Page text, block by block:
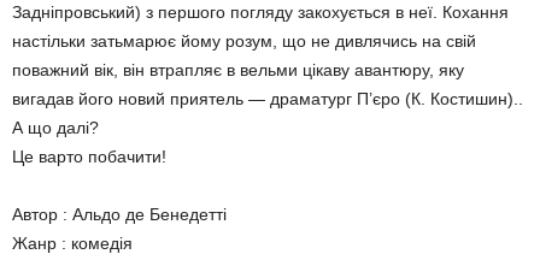
Задніпровський) з першого погляду закохується в неї. Кохання
настільки затьмарює йому розум, що не дивлячись на свій
поважний вік, він втрапляє в вельми цікаву авантюру, яку
вигадав його новий приятель — драматург П’єро (К. Костишин)..
А що далі?
Це варто побачити!
Автор : Альдо де Бенедетті
Жанр : комедія